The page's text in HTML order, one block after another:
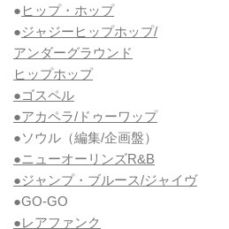
● ヒップ・ホップ
●ジャジーヒップホップ/
アンダーグラウンド
ヒップホップ
●ゴスペル
●アカペラ/ドゥーワップ
●ソウル （編集/企画盤）
●ニューオーリンズR&B
●ジャンプ・ブルース/ジャイヴ
●GO-GO
●レアファンク